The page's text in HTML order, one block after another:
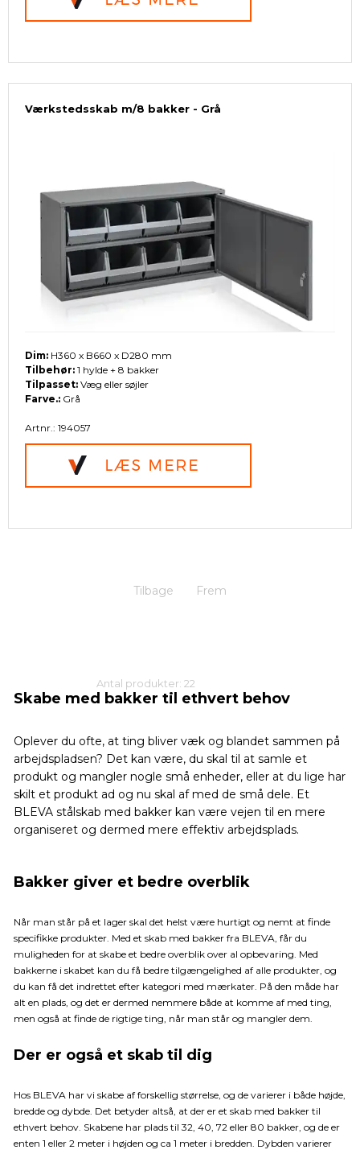
Værkstedsskab m/8 bakker - Grå
Dim: H360 x B660 x D280 mm
Tilbehør: 1 hylde + 8 bakker
Tilpasset: Væg eller søjler
Farve.: Grå
Artnr.: 194057
Tilbage Frem
Antal produkter: 22
Skabe med bakker til ethvert behov
Oplever du ofte, at ting bliver væk og blandet sammen på
arbejdspladsen? Det kan være, du skal til at samle et
produkt og mangler nogle små enheder, eller at du lige har
skilt et produkt ad og nu skal af med de små dele. Et
BLEVA stålskab med bakker kan være vejen til en mere
organiseret og dermed mere effektiv arbejdsplads.
Bakker giver et bedre overblik
Når man står på et lager skal det helst være hurtigt og nemt at finde
specifikke produkter. Med et skab med bakker fra BLEVA, får du
muligheden for at skabe et bedre overblik over al opbevaring. Med
bakkerne i skabet kan du få bedre tilgængelighed af alle produkter, og
du kan få det indrettet efter kategori med mærkater. På den måde har
alt en plads, og det er dermed nemmere både at komme af med ting,
men også at finde de rigtige ting, når man står og mangler dem.
Der er også et skab til dig
Hos BLEVA har vi skabe af forskellig størrelse, og de varierer i både højde,
bredde og dybde. Det betyder altså, at der er et skab med bakker til
ethvert behov. Skabene har plads til 32, 40, 72 eller 80 bakker, og de er
enten 1 eller 2 meter i højden og ca 1 meter i bredden. Dybden varierer